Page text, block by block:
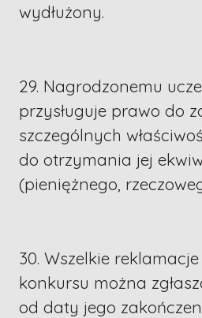
wydłużony.
29. Nagrodzonemu
przysługuje prawo do
szczególnych
do otrzymania jej
(pieniężnego,
30. Wszelkie
konkursu można
od daty jego